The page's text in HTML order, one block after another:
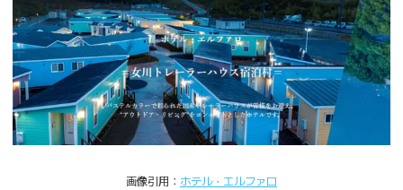
画像引用： ホテル・エルファロ